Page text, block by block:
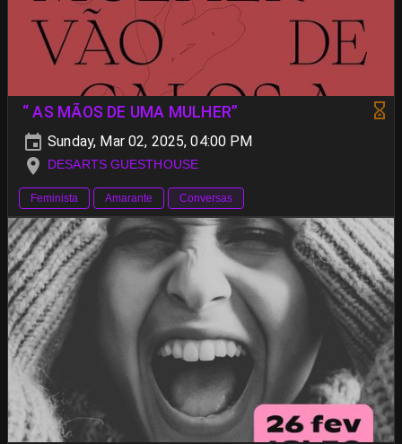
“ AS MÃOS DE UMA MULHER”
Sunday, Mar 02, 2025, 04:00 PM
DESARTS GUESTHOUSE
Feminista Amarante Conversas